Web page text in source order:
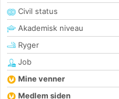
Civil status
Akademisk niveau
Ryger
Job
Mine venner
Medlem siden